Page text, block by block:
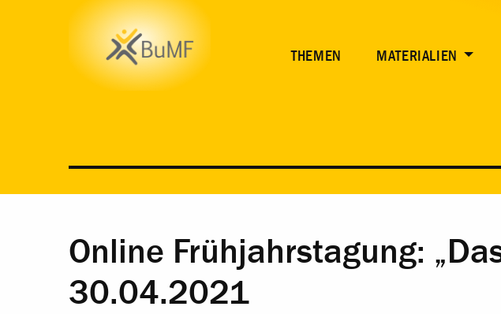
THEMEN MATERIALIEN
Online Frühjahrstagung:
30.04.2021